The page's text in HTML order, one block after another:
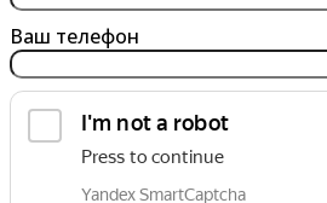
Ваш телефон
Я согласен наобработку персональных